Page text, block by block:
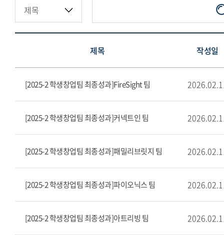
제목 작성일
[2025-2 학생창업팀 최종성과]FireSight 팀
[2025-2 학생창업팀 최종성과]커넥트인 팀
[2025-2 학생창업팀 최종성과]패밀리브릿지 팀
[2025-2 학생창업팀 최종성과]파이오닉스 팀
[2025-2 학생창업팀 최종성과]아트리빙 팀